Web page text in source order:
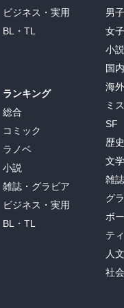
ビジネス・実用
BL・TL
ランキング
総合
コミック
ラノベ
小説
雑誌・グラビア
ビジネス・実用
BL・TL
男
女
小説
国
海
ミ
SF
歴
文学
雑誌
グ
ボ
テ
人
社